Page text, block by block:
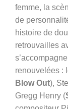
femme, la
de
histoire de
retrouvailles
renouvelées :
Blow Out),
Gregg Henry (